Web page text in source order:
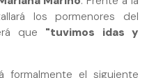
los pormenores del
que "tuvimos idas y
formalmente el siguiente